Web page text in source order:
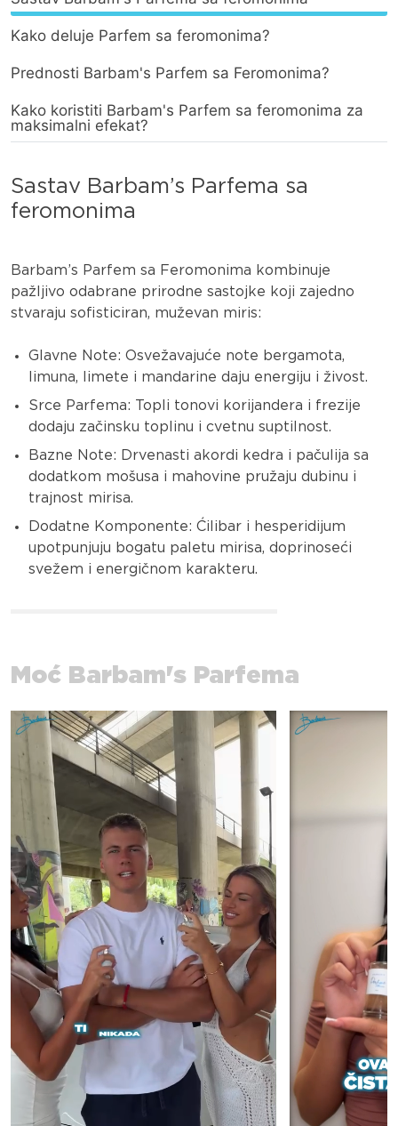
Kako deluje Parfem sa feromonima?
Prednosti Barbam's Parfem sa Feromonima?
Kako koristiti Barbam's Parfem sa feromonima za
maksimalni efekat?
Sastav Barbam’s Parfema sa
feromonima
Barbam’s Parfem sa Feromonima kombinuje
pažljivo odabrane prirodne sastojke koji zajedno
stvaraju sofisticiran, muževan miris:
Glavne Note: Osvežavajuće note bergamota,
limuna, limete i mandarine daju energiju i živost.
Srce Parfema: Topli tonovi korijandera i frezije
dodaju začinsku toplinu i cvetnu suptilnost.
Bazne Note: Drvenasti akordi kedra i pačulija sa
dodatkom mošusa i mahovine pružaju dubinu i
trajnost mirisa.
Dodatne Komponente: Ćilibar i hesperidijum
upotpunjuju bogatu paletu mirisa, doprinoseći
svežem i energičnom karakteru.
Moć Barbam's Parfema